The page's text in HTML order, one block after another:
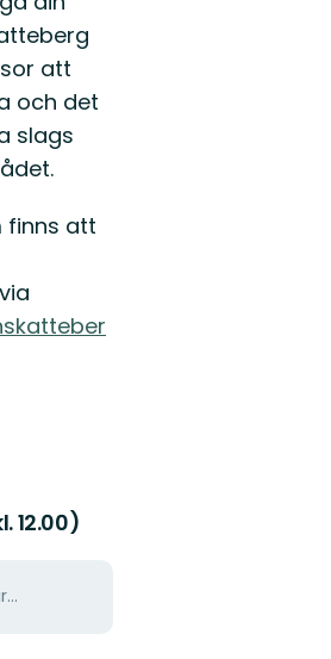
att
och det
slags
finns att
12.00)